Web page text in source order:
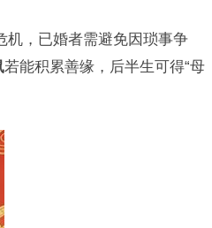
机，已婚者需避免因琐事争
若能积累善缘，后半生可得“母